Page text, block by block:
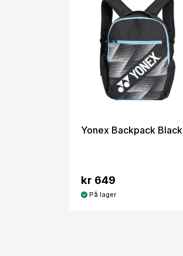
Yonex Backpack Black
kr 649
På lager